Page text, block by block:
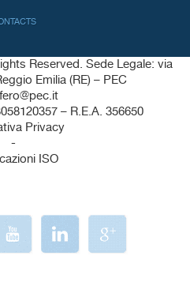
Reserved. Sede Legale: via
Emilia (RE) – PEC
– R.E.A. 356650
Privacy
-
ISO